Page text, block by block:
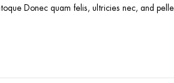
Donec quam felis, ultricies nec, and